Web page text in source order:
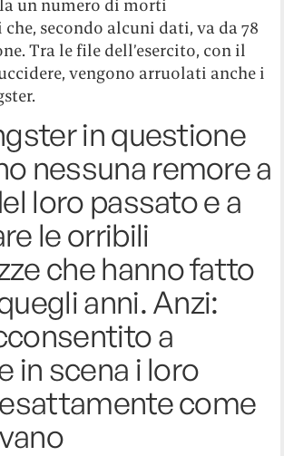
un numero di morti
secondo alcuni dati, va da 78
Tra le file dell’esercito, con il
vengono arruolati anche i
in questione
nessuna remore a
loro passato e a
le orribili
che hanno fatto
anni. Anzi:
a
in scena i loro
come